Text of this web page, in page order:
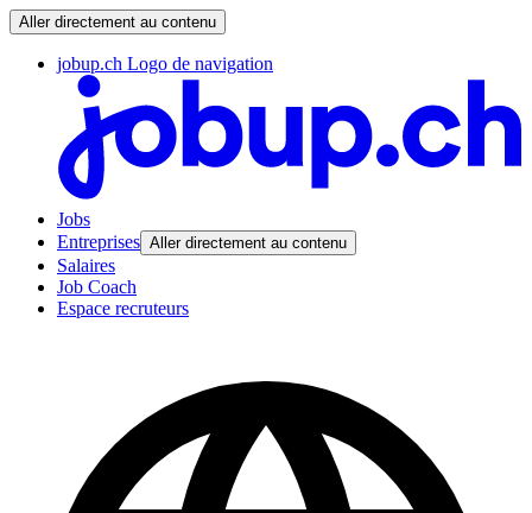
Aller directement au contenu
jobup.ch Logo de navigation
Jobs
Entreprises Aller directement au contenu
Salaires
Job Coach
Espace recruteurs